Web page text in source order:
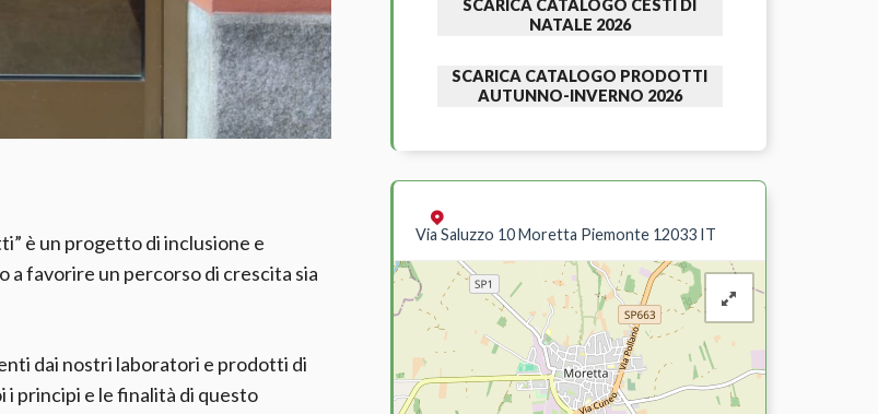
è un progetto di inclusione e
a favorire un percorso di crescita sia
dai nostri laboratori e prodotti di
i principi e le finalità di questo
SCARICA CATALOGO CESTI DI
NATALE 2026
SCARICA CATALOGO PRODOTTI
AUTUNNO-INVERNO 2026
Via Saluzzo 10 Moretta Piemonte 12033 IT